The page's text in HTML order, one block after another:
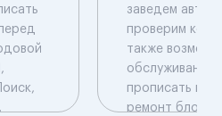
заведем
проверим
также
обслуживание
прописать
ремонт блоков